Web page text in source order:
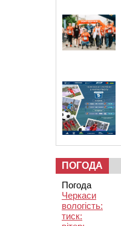
ПОГОДА
Погода
Черкаси
вологість:
тиск: